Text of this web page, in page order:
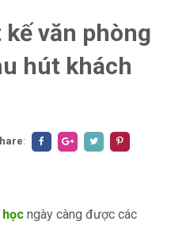
văn phòng
hút khách
:
ngày càng được các